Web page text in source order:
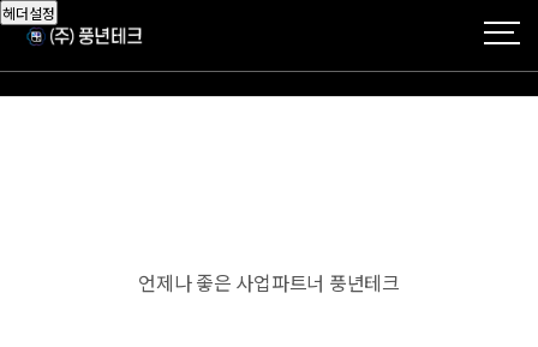
헤더설정
언제나 좋은 사업파트너 풍년테크